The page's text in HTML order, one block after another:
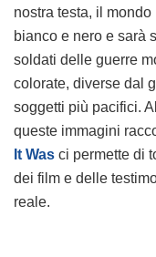
nostra testa, il
bianco e nero e sarà
soldati delle guerre
colorate, diverse dal
soggetti più pacifici.
queste immagini
It Was ci permette di
dei film e delle
reale.